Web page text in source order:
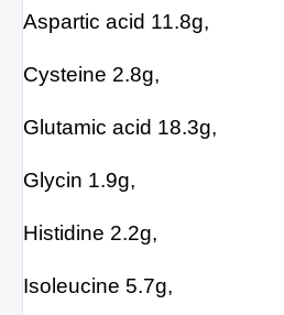
Aspartic acid 11.8g,
Cysteine ​​2.8g,
Glutamic acid 18.3g,
Glycin 1.9g,
Histidine 2.2g,
Isoleucine 5.7g,